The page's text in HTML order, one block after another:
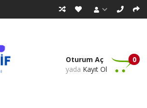
Oturum Aç
yada Kayıt Ol
0